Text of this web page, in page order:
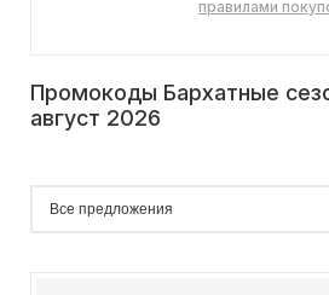
правилами
Промокоды Бархатные
август 2026